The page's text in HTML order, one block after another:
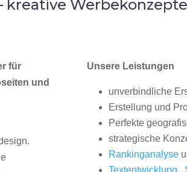
für
und
Unsere Leistungen
unverbindliche
Erstellung und
Perfekte
strategische
Rankinganalyse